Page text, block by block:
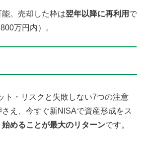
。売却した枠は翌年以降に再利用 で
万円内）。
ト・リスクと失敗しない7つの注意
え、今すぐ新NISAで資産形成をス
始めることが最大のリターンです。